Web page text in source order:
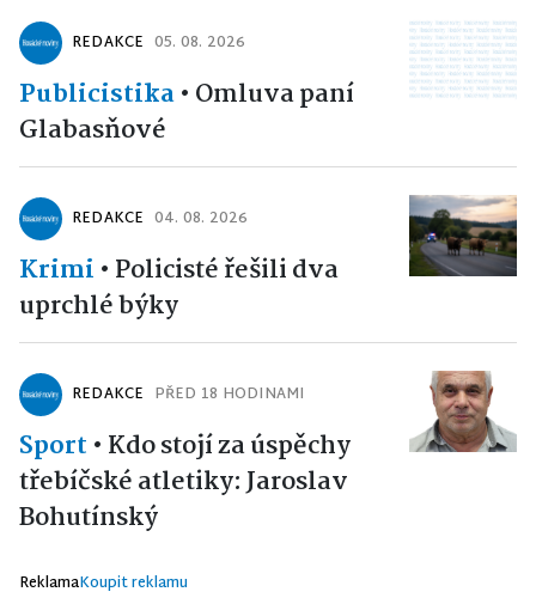
REDAKCE 05. 08. 2026
Publicistika• Omluva paní
Glabasňové
REDAKCE 04. 08. 2026
Krimi • Policisté řešili dva
uprchlé býky
REDAKCE PŘED 18 HODINAMI
Sport • Kdo stojí za úspěchy
třebíčské atletiky: Jaroslav
Bohutínský
ReklamaKoupit reklamu